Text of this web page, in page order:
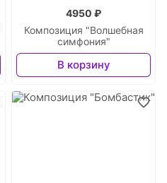
Композиция "Волшебная
симфония"
4950 ₽
В корзину